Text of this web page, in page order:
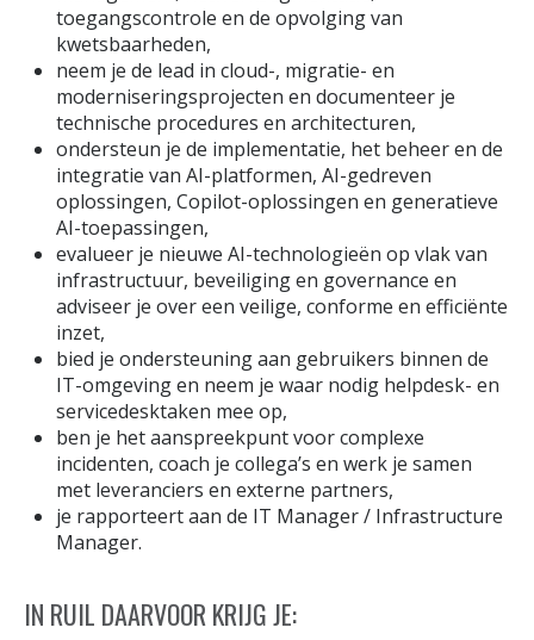
toegangscontrole en de opvolging van
kwetsbaarheden,
neem je de lead in cloud-, migratie- en
moderniseringsprojecten en documenteer je
technische procedures en architecturen,
ondersteun je de implementatie, het beheer en de
integratie van AI-platformen, AI-gedreven
oplossingen, Copilot-oplossingen en generatieve
AI-toepassingen,
evalueer je nieuwe AI-technologieën op vlak van
infrastructuur, beveiliging en governance en
adviseer je over een veilige, conforme en efficiënte
inzet,
bied je ondersteuning aan gebruikers binnen de
IT-omgeving en neem je waar nodig helpdesk- en
servicedesktaken mee op,
ben je het aanspreekpunt voor complexe
incidenten, coach je collega’s en werk je samen
met leveranciers en externe partners,
je rapporteert aan de IT Manager / Infrastructure
Manager.
IN RUIL DAARVOOR KRIJG JE: